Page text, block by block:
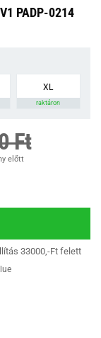
PADP-0214
XL
raktáron
Ft
előtt
33000,-Ft felett